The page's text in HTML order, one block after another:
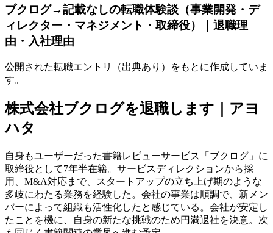
ブクログ→記載なしの転職体験談（事業開発・デ
ィレクター・マネジメント・取締役）｜退職理
由・入社理由
公開された転職エントリ（出典あり）をもとに作成していま
す。
株式会社ブクログを退職します｜アヨ
ハタ
自身もユーザーだった書籍レビューサービス「ブクログ」に
取締役として7年半在籍。サービスディレクションから採
用、M&A対応まで、スタートアップの立ち上げ期のような
多岐にわたる業務を経験した。会社の事業は順調で、新メン
バーによって組織も活性化したと感じている。会社が安定し
たことを機に、自身の新たな挑戦のため円満退社を決意。次